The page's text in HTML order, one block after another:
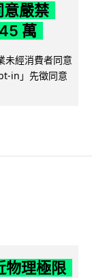
意嚴禁
萬
未經消費者同意
in」先徵同意
物理極限